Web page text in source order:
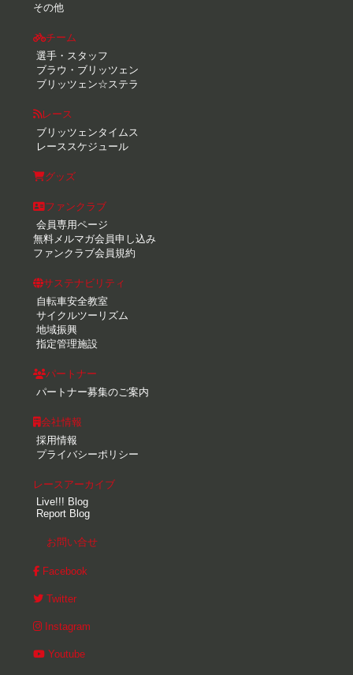
その他
チーム
選手・スタッフ
ブラウ・ブリッツェン
ブリッツェン☆ステラ
レース
ブリッツェンタイムス
レーススケジュール
グッズ
ファンクラブ
会員専用ページ
無料メルマガ会員申し込み
ファンクラブ会員規約
サステナビリティ
自転車安全教室
サイクルツーリズム
地域振興
指定管理施設
パートナー
パートナー募集のご案内
会社情報
採用情報
プライバシーポリシー
レースアーカイブ
Live!!! Blog
Report Blog
お問い合せ
Facebook
Twitter
Instagram
Youtube